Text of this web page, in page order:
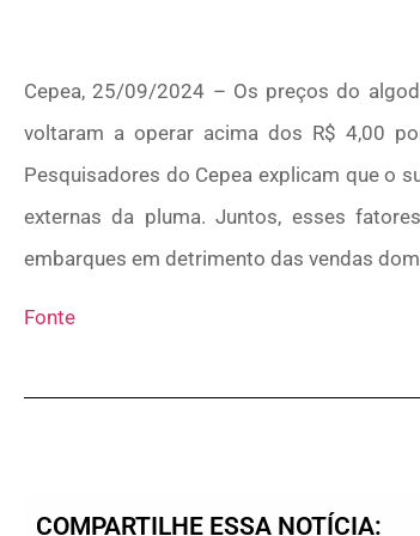
Cepea, 25/09/2024 – Os preços do
voltaram a operar acima dos R$ 4,00
Pesquisadores do Cepea explicam que o
externas da pluma. Juntos, esses
embarques em detrimento das vendas
Fonte
COMPARTILHE ESSA NOTÍCIA: